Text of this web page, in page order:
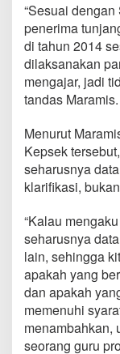
“Sesuai
penerima
di tahun 2014
dilaksanakan
mengajar, jadi
tandas Maramis.
Menurut
Kepsek
seharusnya
klarifikasi,
“Kalau
seharusnya
lain, sehingga
apakah yang
dan apakah
memenuhi
menambahkan,
seorang guru